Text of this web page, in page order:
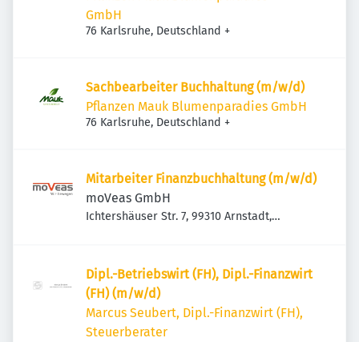
GmbH
76 Karlsruhe, Deutschland +
Sachbearbeiter Buchhaltung (m/w/d)
Pflanzen Mauk Blumenparadies GmbH
76 Karlsruhe, Deutschland +
Mitarbeiter Finanzbuchhaltung (m/w/d)
moVeas GmbH
Ichtershäuser Str. 7, 99310 Arnstadt,
Dipl.-Betriebswirt (FH), Dipl.-Finanzwirt
(FH) (m/w/d)
Marcus Seubert, Dipl.-Finanzwirt (FH),
Steuerberater